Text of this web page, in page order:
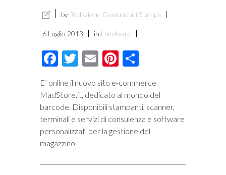
by Redazione Comunicati Stampa
6 Luglio 2013 in Hardware
Facebook
Twitter
EmailPinterest
E’ online il nuovo sito e-commerce
MadStore.it, dedicato al mondo del
barcode. Disponibili stampanti, scanner,
terminali e servizi di consulenza e software
personalizzati per la gestione del
magazzino